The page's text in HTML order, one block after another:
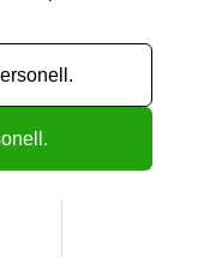
for